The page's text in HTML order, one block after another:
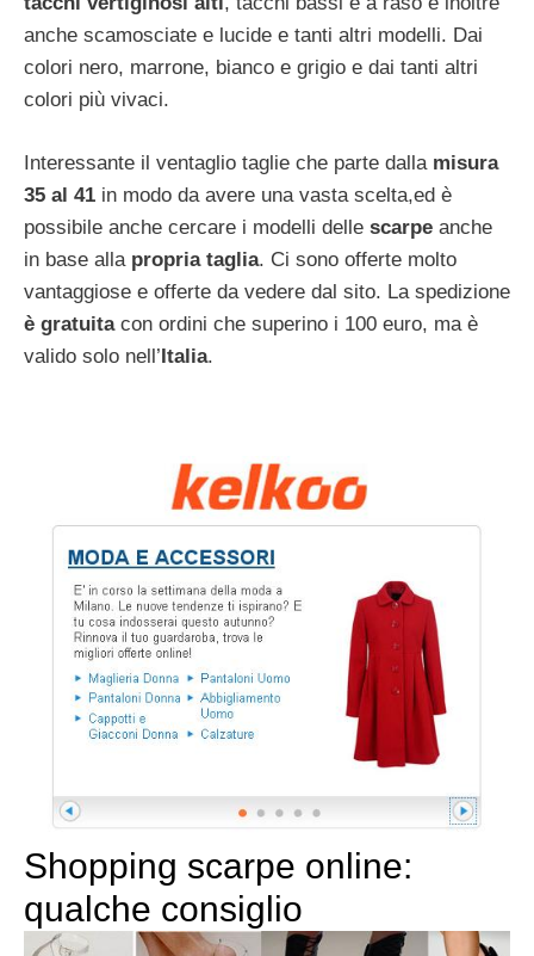
anche scamosciate e lucide e tanti altri modelli. Dai
colori nero, marrone, bianco e grigio e dai tanti altri
colori più vivaci.
Interessante il ventaglio taglie che parte dalla misura
35 al 41 in modo da avere una vasta scelta,ed è
possibile anche cercare i modelli delle scarpe anche
in base alla propria taglia. Ci sono offerte molto
vantaggiose e offerte da vedere dal sito. La spedizione
è gratuitacon ordini che superino i 100 euro, ma è
valido solo nell’Italia.
Shopping scarpe online:
qualche consiglio